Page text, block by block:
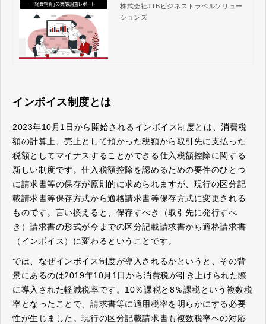
｜株式会社JTBビジネストラ
ベルソリューションズ
株式会社JTBビジネストラベルソリュー
ションズ
インボイス制度とは
2023年10月1日から開始されるインボイス制度とは、消費税
額の計算上、売上として預かった税額から取引先に支払った
税額としてマイナスすることができる仕入税額控除に関する
新しい制度です。仕入税額控除を認めるための要件のひとつ
に請求書等の保存が原則的に求められますが、現行の区分記
載請求書等保存方式から適格請求書等保存方式に変更される
ものです。言い換えると、保存すべき（取引先に発行すべ
き）請求書の形式が今までの区分記載請求書から適格請求書
（インボイス）に変わるということです。
では、なぜインボイス制度が導入されるかというと、その背
景にあるのは2019年10月1日から消費税が引き上げられた際
に導入された軽減税率です。10％課税と8％課税という複数税
率となったことで、請求書等に適用税率を明らかにする必要
性が生じました。現行の区分記載請求書も複数税率への対応